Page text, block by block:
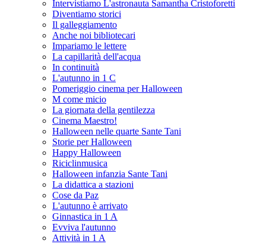
Intervistiamo L'astronauta Samantha Cristoforetti
Diventiamo storici
Il galleggiamento
Anche noi bibliotecari
Impariamo le lettere
La capillarità dell'acqua
In continuità
L'autunno in 1 C
Pomeriggio cinema per Halloween
M come micio
La giornata della gentilezza
Cinema Maestro!
Halloween nelle quarte Sante Tani
Storie per Halloween
Happy Halloween
Riciclinmusica
Halloween infanzia Sante Tani
La didattica a stazioni
Cose da Paz
L'autunno è arrivato
Ginnastica in 1 A
Evviva l'autunno
Attività in 1 A